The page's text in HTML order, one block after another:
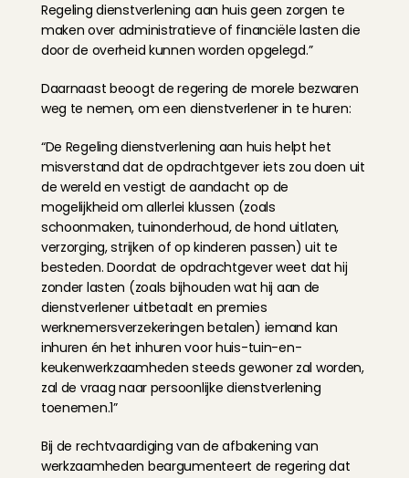
Regeling dienstverlening aan huis geen zorgen te
maken over administratieve of financiële lasten die
door de overheid kunnen worden opgelegd.”
Daarnaast beoogt de regering de morele bezwaren
weg te nemen, om een dienstverlener in te huren:
“De Regeling dienstverlening aan huis helpt het
misverstand dat de opdrachtgever iets zou doen uit
de wereld en vestigt de aandacht op de
mogelijkheid om allerlei klussen (zoals
schoonmaken, tuinonderhoud, de hond uitlaten,
verzorging, strijken of op kinderen passen) uit te
besteden. Doordat de opdrachtgever weet dat hij
zonder lasten (zoals bijhouden wat hij aan de
dienstverlener uitbetaalt en premies
werknemersverzekeringen betalen) iemand kan
inhuren én het inhuren voor huis-tuin-en-
keukenwerkzaamheden steeds gewoner zal worden,
zal de vraag naar persoonlijke dienstverlening
toenemen.1”
Bij de rechtvaardiging van de afbakening van
werkzaamheden beargumenteert de regering dat